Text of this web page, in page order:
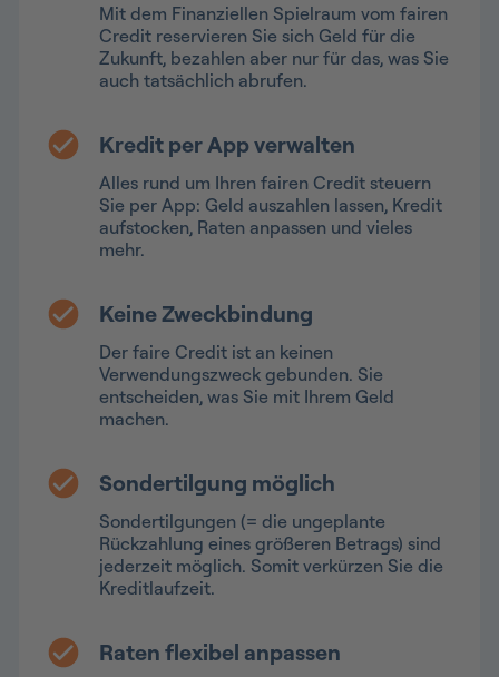
Mit dem Finanziellen Spielraum vom fairen
Credit reservieren Sie sich Geld für die
Zukunft, bezahlen aber nur für das, was Sie
auch tatsächlich abrufen.
Kredit per App verwalten
Alles rund um Ihren fairen Credit steuern
Sie per App: Geld auszahlen lassen, Kredit
aufstocken, Raten anpassen und vieles
mehr.
Keine Zweckbindung
Der faire Credit ist an keinen
Verwendungszweck gebunden. Sie
entscheiden, was Sie mit Ihrem Geld
machen.
Sondertilgung möglich
Sondertilgungen (= die ungeplante
Rückzahlung eines größeren Betrags) sind
jederzeit möglich. Somit verkürzen Sie die
Kreditlaufzeit.
Raten flexibel anpassen